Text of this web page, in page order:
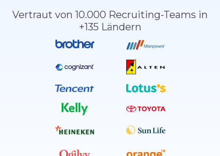
Vertraut von 10.000 Recruiting-Teams in
+135 Ländern